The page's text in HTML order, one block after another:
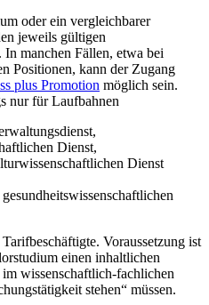
oder ein vergleichbarer
jeweils gültigen
manchen Fällen, etwa bei
Positionen, kann der Zugang
plus Promotion möglich sein.
nur für Laufbahnen
Dienst,
Dienst
Voraussetzung ist
einen inhaltlichen
wissenschaftlich-fachlichen
stehen“ müssen.